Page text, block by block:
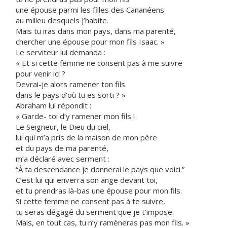
une épouse parmi les filles des Cananéens
au milieu desquels j’habite.
Mais tu iras dans mon pays, dans ma parenté,
chercher une épouse pour mon fils Isaac. »
Le serviteur lui demanda :
« Et si cette femme ne consent pas à me suivre
pour venir ici ?
Devrai-je alors ramener ton fils
dans le pays d’où tu es sorti ? »
Abraham lui répondit :
« Garde- toi d’y ramener mon fils !
Le Seigneur, le Dieu du ciel,
lui qui m’a pris de la maison de mon père
et du pays de ma parenté,
m’a déclaré avec serment :
“À ta descendance je donnerai le pays que voici.”
C’est lui qui enverra son ange devant toi,
et tu prendras là-bas une épouse pour mon fils.
Si cette femme ne consent pas à te suivre,
tu seras dégagé du serment que je t’impose.
Mais, en tout cas, tu n’y ramèneras pas mon fils. »